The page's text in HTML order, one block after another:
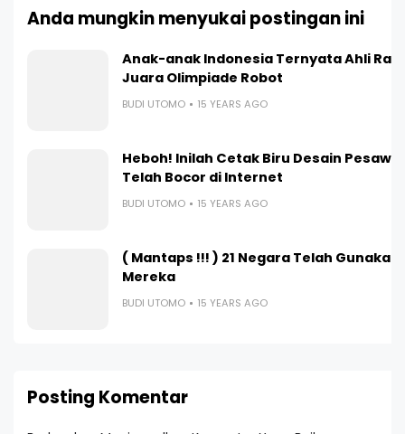
Anda mungkin menyukai postingan ini
Anak-anak Indonesia Ternyata Ahli
Juara Olimpiade Robot
BUDI UTOMO 15 YEARS AGO
Heboh! Inilah Cetak Biru Desain
Telah Bocor di Internet
BUDI UTOMO 15 YEARS AGO
( Mantaps !!! ) 21 Negara Telah
Mereka
BUDI UTOMO 15 YEARS AGO
Posting Komentar